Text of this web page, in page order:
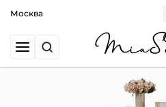
Москва